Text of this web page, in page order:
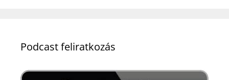
Podcast feliratkozás